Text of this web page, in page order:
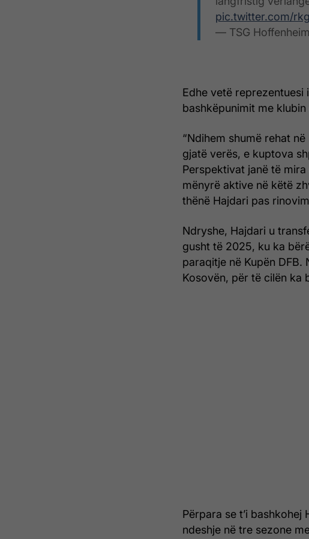
pic.twitter.com/
— TSG
Edhe vetë reprezentuesi
bashkëpunimit me klubin
“Ndihem shumë rehat
gjatë verës, e kuptova
Perspektivat janë të
mënyrë aktive në këtë
thënë Hajdari pas
Ndryshe, Hajdari u
gusht të 2025, ku ka
paraqitje në Kupën
Kosovën, për të cilën ka
Përpara se t’i bashkohej
ndeshje në tre sezone